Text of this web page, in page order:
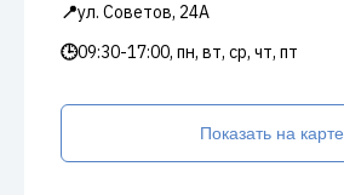
📍ул. Советов, 24А
🕒09:30-17:00, пн, вт, ср, чт, пт
Показать на карте